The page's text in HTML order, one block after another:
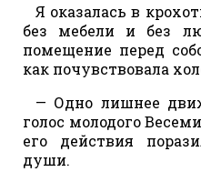
Я оказалась в
без мебели и без
помещение перед
как почувствовала
— Одно лишнее
голос молодого
его действия
души.